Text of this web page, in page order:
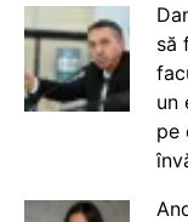
să
un
pe